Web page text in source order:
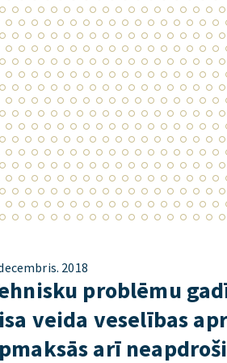
2018
problēmu
veida veselības
arī